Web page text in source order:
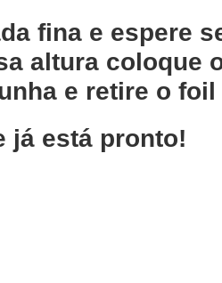
fina e espere
altura coloque
e retire o
já está pronto!